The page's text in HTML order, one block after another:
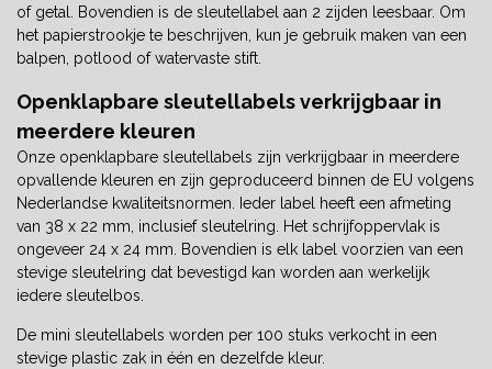
of getal. Bovendien is de sleutellabel aan 2 zijden leesbaar. Om
het papierstrookje te beschrijven, kun je gebruik maken van een
balpen, potlood of watervaste stift.
Openklapbare sleutellabels verkrijgbaar in
meerdere kleuren
Onze openklapbare sleutellabels zijn verkrijgbaar in meerdere
opvallende kleuren en zijn geproduceerd binnen de EU volgens
Nederlandse kwaliteitsnormen. Ieder label heeft een afmeting
van 38 x 22 mm, inclusief sleutelring. Het schrijfoppervlak is
ongeveer 24 x 24 mm. Bovendien is elk label voorzien van een
stevige sleutelring dat bevestigd kan worden aan werkelijk
iedere sleutelbos.
De mini sleutellabels worden per 100 stuks verkocht in een
stevige plastic zak in één en dezelfde kleur.